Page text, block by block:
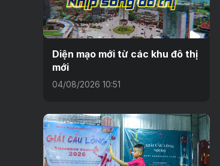
Diện mạo mới từ các khu đô thị
mới
04/08/2026 10:51